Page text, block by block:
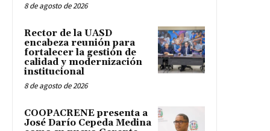
8 de agosto de 2026
Rector de la UASD
encabeza reunión para
fortalecer la gestión de
calidad y modernización
institucional
8 de agosto de 2026
COOPACRENE presenta a
José Darío Cepeda Medina